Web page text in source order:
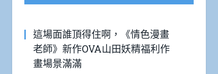
這場面誰頂得住啊，《情色漫畫
老師》新作OVA山田妖精福利作
畫場景滿滿